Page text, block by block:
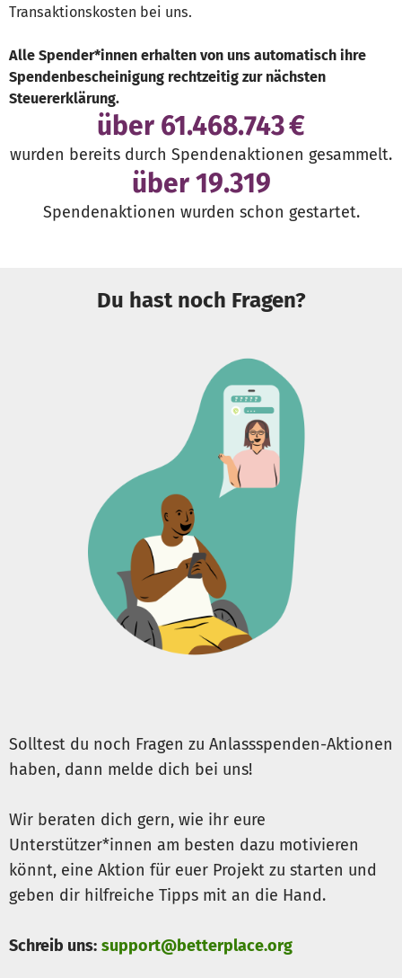
Transaktionskosten bei uns.
Alle Spender*innen erhalten von uns automatisch ihre
Spendenbescheinigung rechtzeitig zur nächsten
Steuererklärung.
über 69.226.179 €
wurden bereits durch Spendenaktionen gesammelt.
über21.760
Spendenaktionen wurden schon gestartet.
Du hast noch Fragen?
Solltest du noch Fragen zu Anlassspenden-Aktionen
haben, dann melde dich bei uns!
Wir beraten dich gern, wie ihr eure
Unterstützer*innen am besten dazu motivieren
könnt, eine Aktion für euer Projekt zu starten und
geben dir hilfreiche Tipps mit an die Hand.
Schreib uns: support@betterplace.org